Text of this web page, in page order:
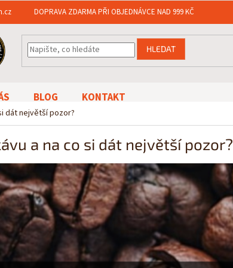
DOPRAVA ZDARMA PŘI OBJEDNÁVCE NAD 999 KČ
HLEDAT
BLOG KONTAKT
dát největší pozor?
a na co si dát největší pozor?